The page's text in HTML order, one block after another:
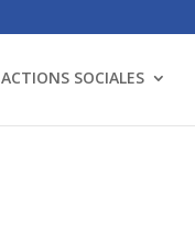
ACTIONS SOCIALES